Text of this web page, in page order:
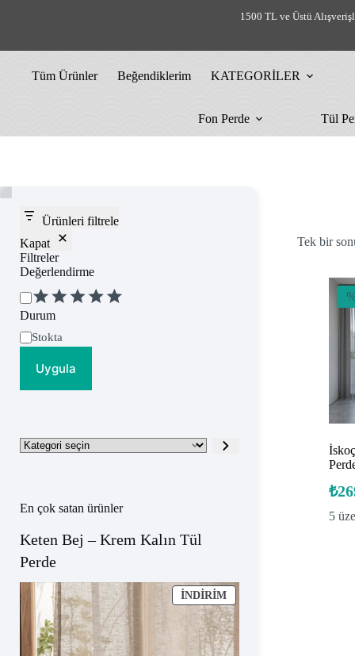
1500 TL ve Üstü
Tüm Ürünler Beğendiklerim KATEGORİLER
Fon Perde
Tül
Tek bir
₺
5
Ürünleri filtrele
Kapat
Filtreler
Değerlendirme
Değerlendirme
Durum
Uygunluk
Stokta
Uygula
Kategori
seçin
En çok satan ürünler
Keten Bej – Krem Kalın Tül
Perde
İNDIRIMİNDIRIMDEKI
ÜRÜN